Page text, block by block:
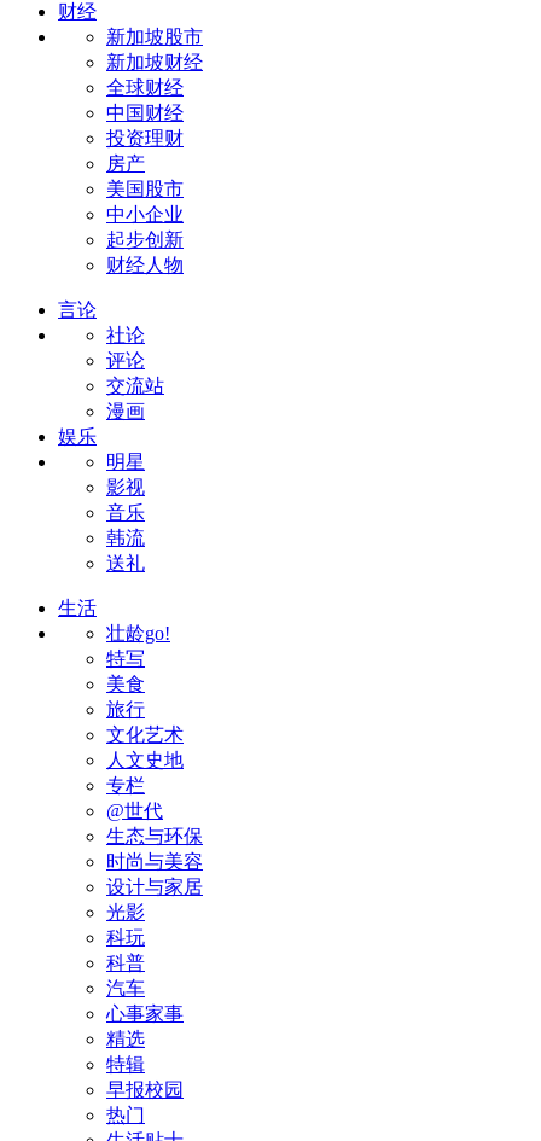
财经
新加坡股市
新加坡财经
全球财经
中国财经
投资理财
房产
美国股市
中小企业
起步创新
财经人物
言论
社论
评论
交流站
漫画
娱乐
明星
影视
音乐
韩流
送礼
生活
壮龄go!
特写
美食
旅行
文化艺术
人文史地
专栏
@世代
生态与环保
时尚与美容
设计与家居
光影
科玩
科普
汽车
心事家事
精选
特辑
早报校园
热门